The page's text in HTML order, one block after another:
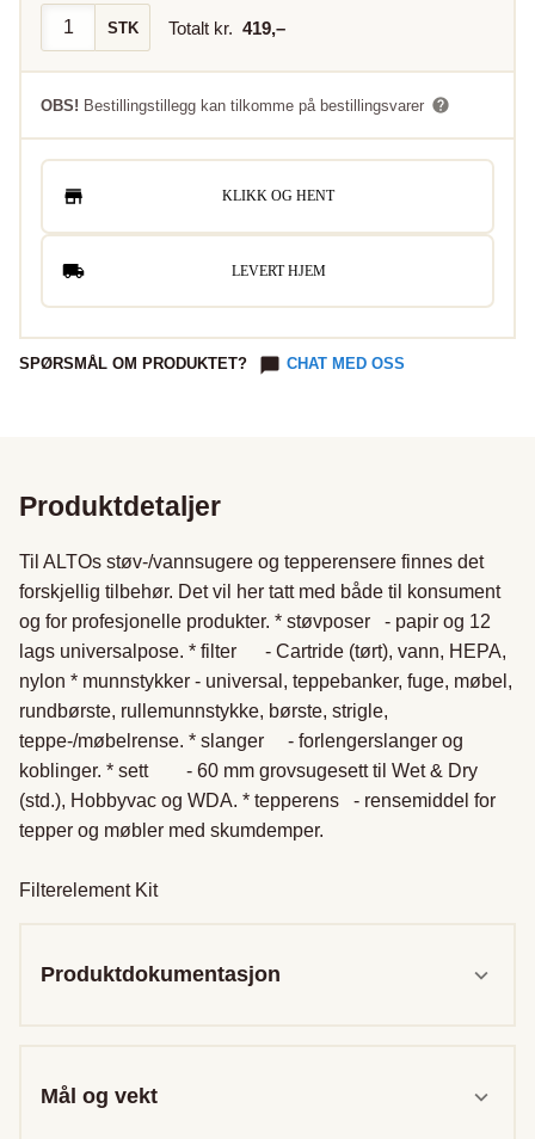
STK Totalt kr. 419,–
OBS! Bestillingstillegg kan tilkomme på bestillingsvarer
KLIKK OG HENT
LEVERT HJEM
SPØRSMÅL OM PRODUKTET? CHAT MED OSS
Produktdetaljer
Til ALTOs støv-/vannsugere og tepperensere finnes det
forskjellig tilbehør. Det vil her tatt med både til konsument
og for profesjonelle produkter. * støvposer   - papir og 12
lags universalpose. * filter      - Cartride (tørt), vann, HEPA,
nylon * munnstykker - universal, teppebanker, fuge, møbel,
rundbørste, rullemunnstykke, børste, strigle,
teppe-/møbelrense. * slanger     - forlengerslanger og
koblinger. * sett        - 60 mm grovsugesett til Wet & Dry
(std.), Hobbyvac og WDA. * tepperens   - rensemiddel for
tepper og møbler med skumdemper.
Filterelement Kit
Produktdokumentasjon
Mål og vekt